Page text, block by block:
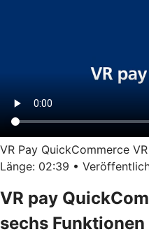
VR Pay QuickCommerce
Länge: 02:39 •
VR pay
sechs Funktionen